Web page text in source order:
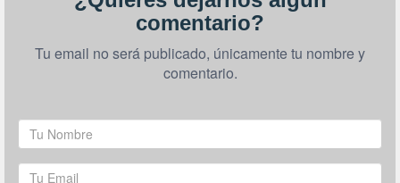
comentario?
Tu email no será publicado, únicamente tu nombre y
comentario.